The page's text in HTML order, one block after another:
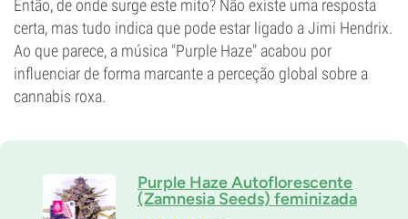
Então, de onde surge este mito? Não existe uma resposta
certa, mas tudo indica que pode estar ligado a Jimi Hendrix.
Ao que parece, a música "Purple Haze" acabou por
influenciar de forma marcante a perceção global sobre a
cannabis roxa.
Purple Haze Autoflorescente
(Zamnesia Seeds) feminizada